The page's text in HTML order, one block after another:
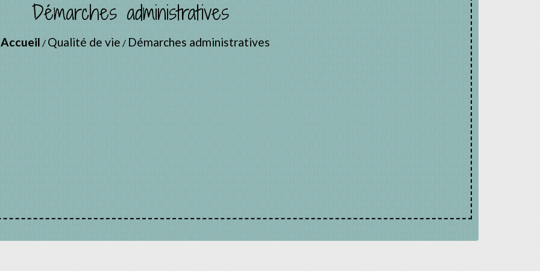
Démarches administratives
Accueil / Qualité de vie / Démarches administratives